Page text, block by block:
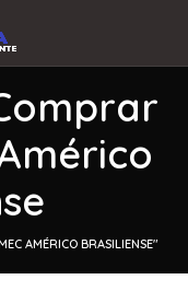
AMÉRICO BRASILIENSE"